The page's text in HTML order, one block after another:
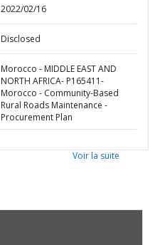
2022/02/16
Disclosed
Morocco - MIDDLE EAST AND
NORTH AFRICA- P165411-
Morocco - Community-Based
Rural Roads Maintenance -
Procurement Plan
Voir la suite